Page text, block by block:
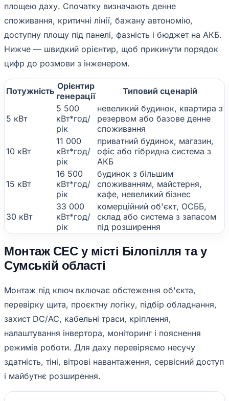
площею даху. Спочатку визначають денне
споживання, критичні лінії, бажану автономію,
доступну площу під панелі, фазність і бюджет на АКБ.
Нижче — швидкий орієнтир, щоб прикинути порядок
цифр до розмови з інженером.
Потужність Орієнтир
генерації
Типовий сценарій
5 кВт
5 500
кВт*год/
рік
невеликий будинок, квартира з
резервом або базове денне
споживання
10 кВт
11 000
кВт*год/
рік
приватний будинок, магазин,
офіс або гібридна система з
АКБ
15 кВт
16 500
кВт*год/
рік
будинок з більшим
споживанням, майстерня,
кафе, невеликий бізнес
30 кВт
33 000
кВт*год/
рік
комерційний об'єкт, ОСББ,
склад або система з запасом
під розширення
Монтаж СЕС у місті Білопілля та у
Сумській області
Монтаж під ключ включає обстеження об'єкта,
перевірку щита, проєктну логіку, підбір обладнання,
захист DC/AC, кабельні траси, кріплення,
налаштування інвертора, моніторинг і пояснення
режимів роботи. Для даху перевіряємо несучу
здатність, тіні, вітрові навантаження, сервісний доступ
і майбутнє розширення.